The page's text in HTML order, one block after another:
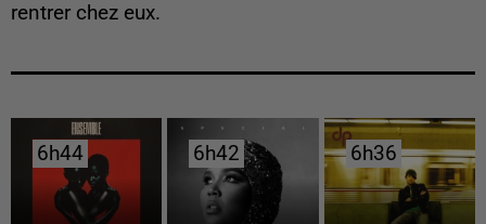
rentrer chez eux.
6h44
6h44 6h42
6h42 6h36
6h36